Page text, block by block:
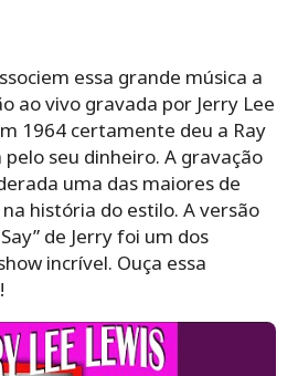
essa grande música a
ao vivo gravada por Jerry Lee
1964 certamente deu a Ray
seu dinheiro. A gravação
uma das maiores de
história do estilo. A versão
de Jerry foi um dos
incrível. Ouça essa